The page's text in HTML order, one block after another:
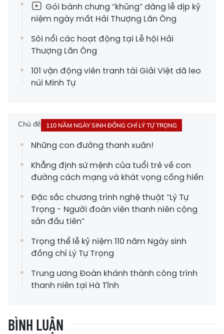
Gói bánh chưng “khủng” dâng lễ dịp kỷ
niệm ngày mất Hải Thượng Lãn Ông
Sôi nổi các hoạt động tại Lễ hội Hải
Thượng Lãn Ông
101 vận động viên tranh tài Giải Việt dã leo
núi Minh Tự
Chủ đề 110 NĂM NGÀY SINH ĐỒNG CHÍ LÝ TỰ TRỌNG
Những con đường thanh xuân!
Khẳng định sứ mệnh của tuổi trẻ về con
đường cách mạng và khát vọng cống hiến
Đặc sắc chương trình nghệ thuật “Lý Tự
Trọng - Người đoàn viên thanh niên cộng
sản đầu tiên”
Trọng thể lễ kỷ niệm 110 năm Ngày sinh
đồng chí Lý Tự Trọng
Trung ương Đoàn khánh thành công trình
thanh niên tại Hà Tĩnh
BÌNH LUẬN